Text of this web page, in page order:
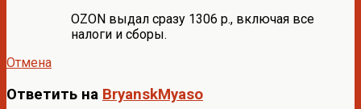
OZON выдал сразу 1306 р., включая все
налоги и сборы.
Отмена
Ответить на BryanskMyaso